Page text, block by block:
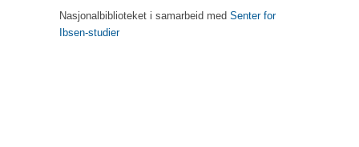
Nasjonalbiblioteket i samarbeid med Senter for
Ibsen-studier